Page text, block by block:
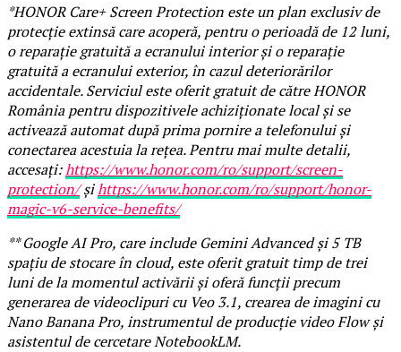
*HONOR Care+ Screen Protection este un plan exclusiv de
protecție extinsă care acoperă, pentru o perioadă de 12 luni,
o reparație gratuită a ecranului interior și o reparație
gratuită a ecranului exterior, în cazul deteriorărilor
accidentale. Serviciul este oferit gratuit de către HONOR
România pentru dispozitivele achiziționate local și se
activează automat după prima pornire a telefonului și
conectarea acestuia la rețea. Pentru mai multe detalii,
accesați:https://www.honor.com/ro/support/screen-
protection/șihttps://www.honor.com/ro/support/honor-
magic-v6-service-benefits/
** Google AI Pro, care include Gemini Advanced și 5 TB
spațiu de stocare în cloud, este oferit gratuit timp de trei
luni de la momentul activării și oferă funcții precum
generarea de videoclipuri cu Veo 3.1, crearea de imagini cu
Nano Banana Pro, instrumentul de producție video Flow și
asistentul de cercetare NotebookLM.